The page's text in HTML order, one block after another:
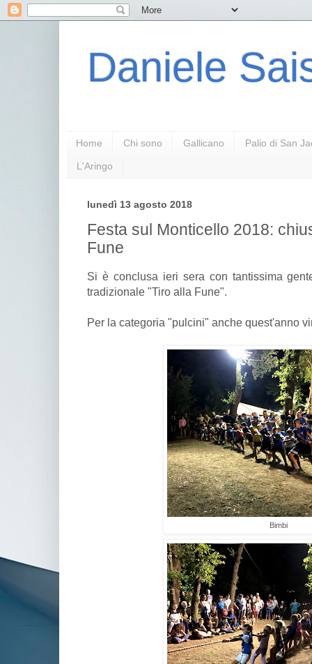
Daniele
Home Chi sono Gallicano Palio di San
L'Aringo
lunedì 13 agosto 2018
Festa sul Monticello 2018:
Fune
Si è conclusa ieri sera con tantissima
tradizionale "Tiro alla Fune".
Per la categoria "pulcini" anche quest'anno
Bimbi